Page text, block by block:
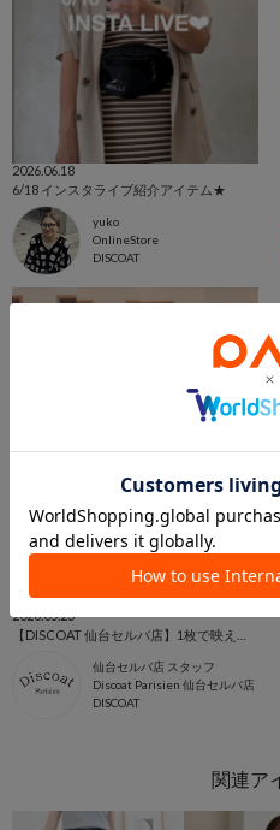
2026.06.18
6/18 インスタライブ紹介アイテム★
yuko
OnlineStore
DISCOAT
2026.05.23
仙台セルバ店 スタッフ
Discoat Parisien 仙台セルバ店
DISCOAT